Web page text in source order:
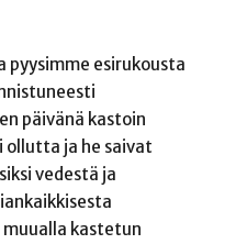
pyysimme esirukousta
päivänä kastoin
ollutta ja he saivat
vedestä ja
muualla kastetun